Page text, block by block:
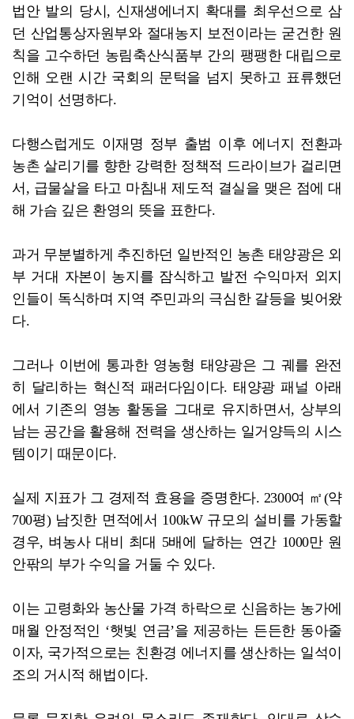
법안 발의 당시, 신재생에너지 확대를 최우선으로 삼
던 산업통상자원부와 절대농지 보전이라는 굳건한 원
칙을 고수하던 농림축산식품부 간의 팽팽한 대립으로
인해 오랜 시간 국회의 문턱을 넘지 못하고 표류했던
기억이 선명하다.
다행스럽게도 이재명 정부 출범 이후 에너지 전환과
농촌 살리기를 향한 강력한 정책적 드라이브가 걸리면
서, 급물살을 타고 마침내 제도적 결실을 맺은 점에 대
해 가슴 깊은 환영의 뜻을 표한다.
과거 무분별하게 추진하던 일반적인 농촌 태양광은 외
부 거대 자본이 농지를 잠식하고 발전 수익마저 외지
인들이 독식하며 지역 주민과의 극심한 갈등을 빚어왔
다.
그러나 이번에 통과한 영농형 태양광은 그 궤를 완전
히 달리하는 혁신적 패러다임이다. 태양광 패널 아래
에서 기존의 영농 활동을 그대로 유지하면서, 상부의
남는 공간을 활용해 전력을 생산하는 일거양득의 시스
템이기 때문이다.
실제 지표가 그 경제적 효용을 증명한다. 2300여 ㎡(약
700평) 남짓한 면적에서 100kW 규모의 설비를 가동할
경우, 벼농사 대비 최대 5배에 달하는 연간 1000만 원
안팎의 부가 수익을 거둘 수 있다.
이는 고령화와 농산물 가격 하락으로 신음하는 농가에
매월 안정적인 ‘햇빛 연금’을 제공하는 든든한 동아줄
이자, 국가적으로는 친환경 에너지를 생산하는 일석이
조의 거시적 해법이다.